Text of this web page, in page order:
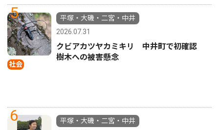
5
社会
平塚・大磯・二宮・中井
2026.07.31
クビアカツヤカミキリ 中井町で初確認
樹木への被害懸念
6
平塚・大磯・二宮・中井